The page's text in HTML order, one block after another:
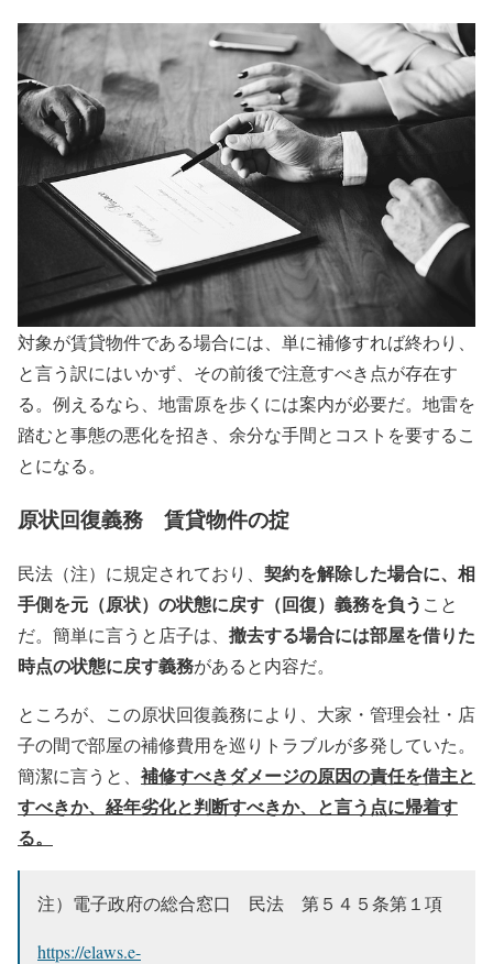
対象が賃貸物件である場合には、単に補修すれば終わり、
と言う訳にはいかず、その前後で注意すべき点が存在す
る。例えるなら、地雷原を歩くには案内が必要だ。地雷を
踏むと事態の悪化を招き、余分な手間とコストを要するこ
とになる。
原状回復義務 賃貸物件の掟
民法（注）に規定されており、 契約を解除した場合に、相
手側を元（原状）の状態に戻す（回復）義務を負う こと
だ。簡単に言うと店子は、 撤去する場合には部屋を借りた
時点の状態に戻す義務があると内容だ。
ところが、この原状回復義務により、大家・管理会社・店
子の間で部屋の補修費用を巡りトラブルが多発していた。
簡潔に言うと、 補修すべきダメージの原因の責任を借主と
すべきか、経年劣化と判断すべきか、と言う点に帰着す
る。
注）電子政府の総合窓口 民法 第５４５条第１項
https://elaws.e-